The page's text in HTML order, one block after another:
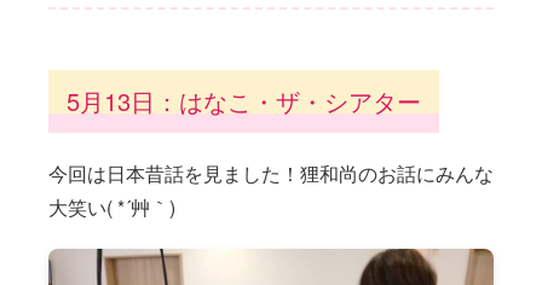
5月13日：はなこ・ザ・シアター
今回は日本昔話を見ました！狸和尚のお話にみんな
大笑い( *´艸｀)